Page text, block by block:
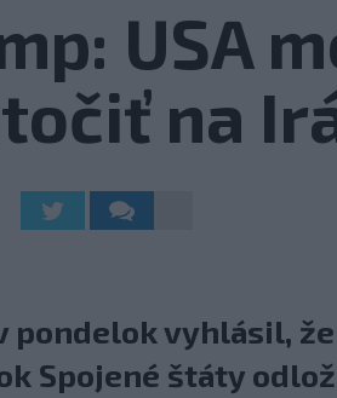
USA
na
pondelok vyhlásil,
Spojené štáty